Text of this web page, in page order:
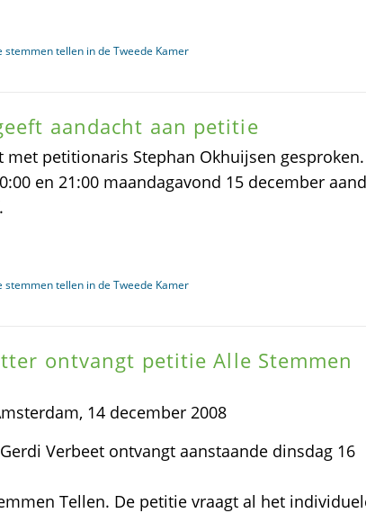
stemmen tellen in de Tweede Kamer
aandacht aan petitie
met petitionaris Stephan Okhuijsen
en 21:00 maandagavond 15 december
stemmen tellen in de Tweede Kamer
ontvangt petitie Alle Stemmen
14 december 2008
Verbeet ontvangt aanstaande dinsdag 16
Tellen. De petitie vraagt al het